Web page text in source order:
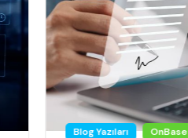
Blog Yazıları OnBase